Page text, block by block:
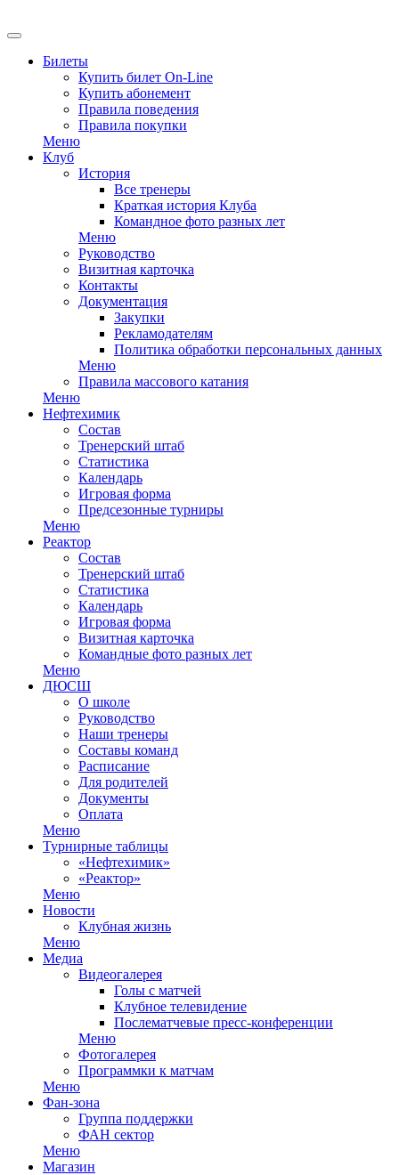
Билеты
Купить билет On-Line
Купить абонемент
Правила поведения
Правила покупки
Меню
Клуб
История
Все тренеры
Краткая история Клуба
Командное фото разных лет
Меню
Руководство
Визитная карточка
Контакты
Документация
Закупки
Рекламодателям
Политика обработки персональных данных
Меню
Правила массового катания
Меню
Нефтехимик
Состав
Тренерский штаб
Статистика
Календарь
Игровая форма
Предсезонные турниры
Меню
Реактор
Состав
Тренерский штаб
Статистика
Календарь
Игровая форма
Визитная карточка
Командные фото разных лет
Меню
ДЮСШ
О школе
Руководство
Наши тренеры
Составы команд
Расписание
Для родителей
Документы
Оплата
Меню
Турнирные таблицы
«Нефтехимик»
«Реактор»
Меню
Новости
Клубная жизнь
Меню
Медиа
Видеогалерея
Голы с матчей
Клубное телевидение
Послематчевые пресс-конференции
Меню
Фотогалерея
Программки к матчам
Меню
Фан-зона
Группа поддержки
ФАН сектор
Меню
Магазин